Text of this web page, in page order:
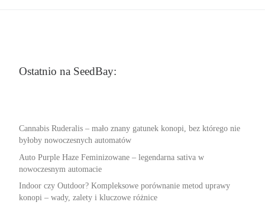
Ostatnio na SeedBay:
Cannabis Ruderalis – mało znany gatunek konopi, bez którego nie
byłoby nowoczesnych automatów
Auto Purple Haze Feminizowane – legendarna sativa w
nowoczesnym automacie
Indoor czy Outdoor? Kompleksowe porównanie metod uprawy
konopi – wady, zalety i kluczowe różnice